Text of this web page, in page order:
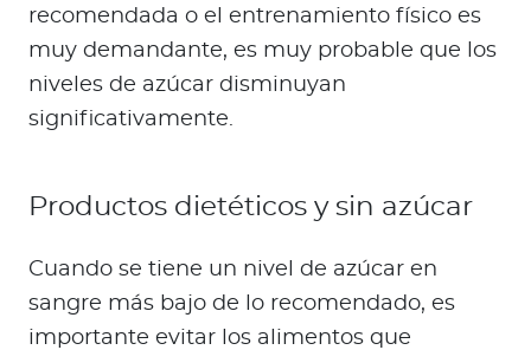
recomendada o el entrenamiento físico es
muy demandante, es muy probable que los
niveles de azúcar disminuyan
significativamente.
Productos dietéticos y sin azúcar
Cuando se tiene un nivel de azúcar en
sangre más bajo de lo recomendado, es
importante evitar los alimentos que